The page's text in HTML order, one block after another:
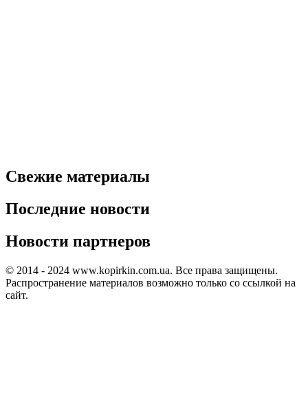
Свежие материалы
Последние новости
Новости партнеров
© 2014 - 2024 www.kopirkin.com.ua. Все права защищены.
Распространение материалов возможно только со ссылкой на
сайт.